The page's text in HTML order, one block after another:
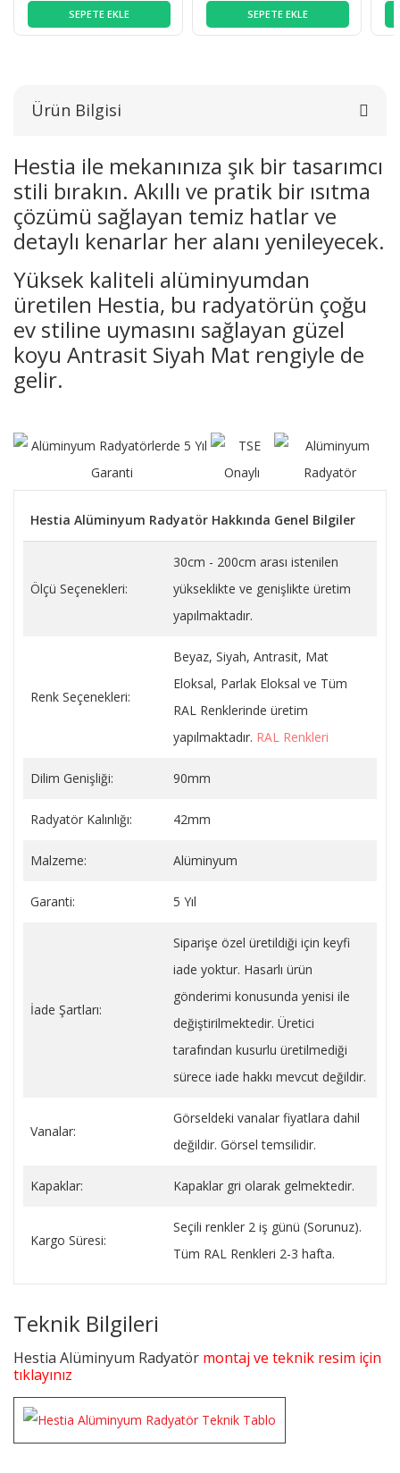
SEPETE EKLE SEPETE EKLE
Ürün Bilgisi
Hestia ile mekanınıza şık bir tasarımcı
stili bırakın. Akıllı ve pratik bir ısıtma
çözümü sağlayan temiz hatlar ve
detaylı kenarlar her alanı yenileyecek.
Yüksek kaliteli alüminyumdan
üretilen Hestia, bu radyatörün çoğu
ev stiline uymasını sağlayan güzel
koyu Antrasit Siyah Mat rengiyle de
gelir.
Hestia Alüminyum Radyatör Hakkında Genel Bilgiler
Ölçü Seçenekleri:
30cm - 200cm arası istenilen
yükseklikte ve genişlikte üretim
yapılmaktadır.
Renk Seçenekleri:
Beyaz, Siyah, Antrasit, Mat
Eloksal, Parlak Eloksal ve Tüm
RAL Renklerinde üretim
yapılmaktadır. RAL Renkleri
Dilim Genişliği: 90mm
Radyatör Kalınlığı: 42mm
Malzeme: Alüminyum
Garanti: 5 Yıl
İade Şartları:
Siparişe özel üretildiği için keyfi
iade yoktur. Hasarlı ürün
gönderimi konusunda yenisi ile
değiştirilmektedir. Üretici
tarafından kusurlu üretilmediği
sürece iade hakkı mevcut değildir.
Vanalar:
Görseldeki vanalar fiyatlara dahil
değildir. Görsel temsilidir.
Kapaklar: Kapaklar gri olarak gelmektedir.
Kargo Süresi:
Seçili renkler 2 iş günü (Sorunuz).
Tüm RAL Renkleri 2-3 hafta.
Teknik Bilgileri
Hestia Alüminyum Radyatör montaj ve teknik resim için
tıklayınız